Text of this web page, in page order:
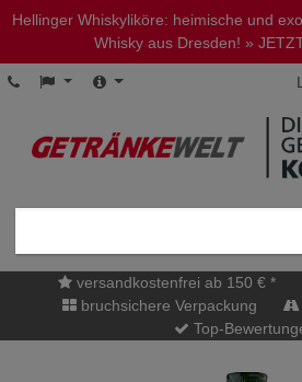
Hellinger Whiskyliköre: heimische und
Whisky aus Dresden! »
versandkostenfrei ab 150 € *
bruchsichere Verpackung
Top-